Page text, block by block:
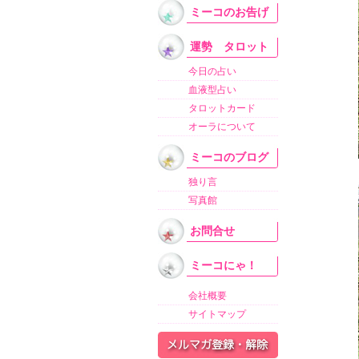
ミーコのお告げ
運勢 タロット
今日の占い
血液型占い
タロットカード
オーラについて
ミーコのブログ
独り言
写真館
お問合せ
ミーコにゃ！
会社概要
サイトマップ